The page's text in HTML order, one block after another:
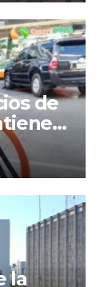
de
la